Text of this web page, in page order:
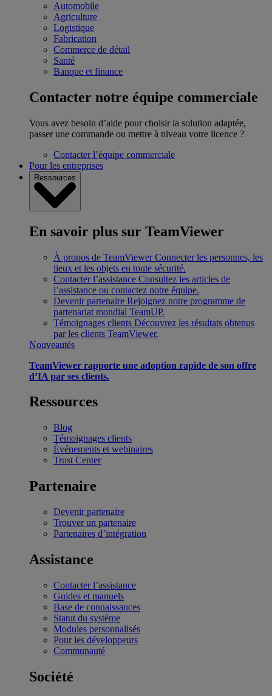
Automobile
Agriculture
Logistique
Fabrication
Commerce de détail
Santé
Banque et finance
Contacter notre équipe commerciale
Vous avez besoin d’aide pour choisir la solution adaptée,
passer une commande ou mettre à niveau votre licence ?
Contacter l’équipe commerciale
Pour les entreprises
Ressources
En savoir plus sur TeamViewer
À propos de TeamViewer Connecter les personnes, les
lieux et les objets en toute sécurité.
Contacter l’assistance Consultez les articles de
l’assistance ou contactez notre équipe.
Devenir partenaire Rejoignez notre programme de
partenariat mondial TeamUP.
Témoignages clients Découvrez les résultats obtenus
par les clients TeamViewer.
Nouveautés
TeamViewer rapporte une adoption rapide de son offre
d’IA par ses clients.
Ressources
Blog
Témoignages clients
Événements et webinaires
Trust Center
Partenaire
Devenir partenaire
Trouver un partenaire
Partenaires d’intégration
Assistance
Contacter l’assistance
Guides et manuels
Base de connaissances
Statut du système
Modules personnalisés
Pour les développeurs
Communauté
Société